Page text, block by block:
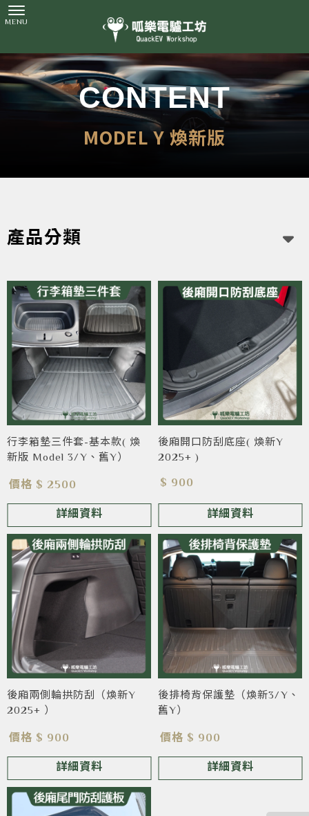
MODEL Y 煥新版
產品分類
行李箱墊三件套-基本款( 煥
新版 Model 3/Y、舊Y）
價格 $ 2500
詳細資料
後廂開口防刮底座( 煥新Y
2025+ )
$ 900
詳細資料
後廂兩側輪拱防刮（煥新Y
2025+ ）
價格 $ 900
詳細資料
後排椅背保護墊（煥新3/Y、
舊Y）
價格 $ 900
詳細資料